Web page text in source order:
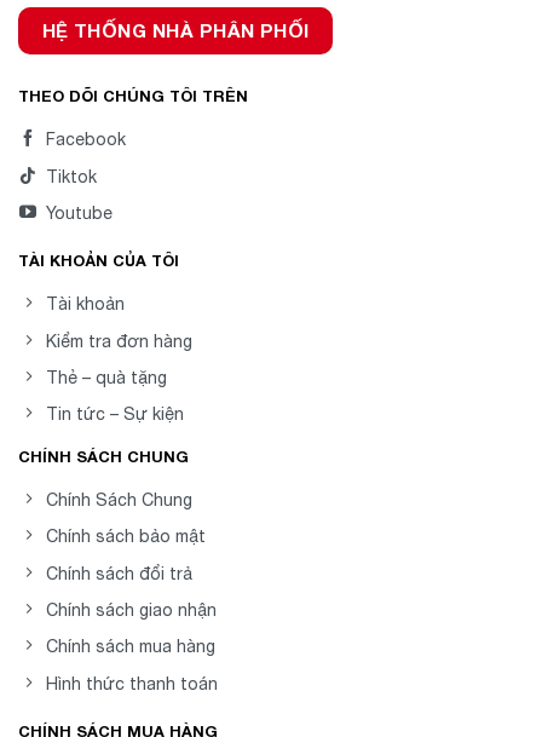
HỆ THỐNG NHÀ PHÂN PHỐI
THEO DÕI CHÚNG TÔI TRÊN
Facebook
Tiktok
Youtube
TÀI KHOẢN CỦA TÔI
Tài khoản
Kiểm tra đơn hàng
Thẻ – quà tặng
Tin tức – Sự kiện
CHÍNH SÁCH CHUNG
Chính Sách Chung
Chính sách bảo mật
Chính sách đổi trả
Chính sách giao nhận
Chính sách mua hàng
Hình thức thanh toán
CHÍNH SÁCH MUA HÀNG